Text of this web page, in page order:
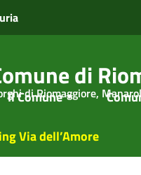
di
di Riomaggiore,
Il Comune
Via dell’Amore